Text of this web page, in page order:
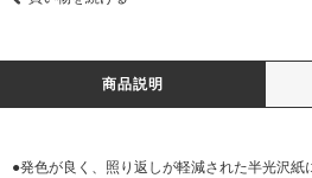
商品説明
●発色が良く、照り返しが軽減された半光沢紙